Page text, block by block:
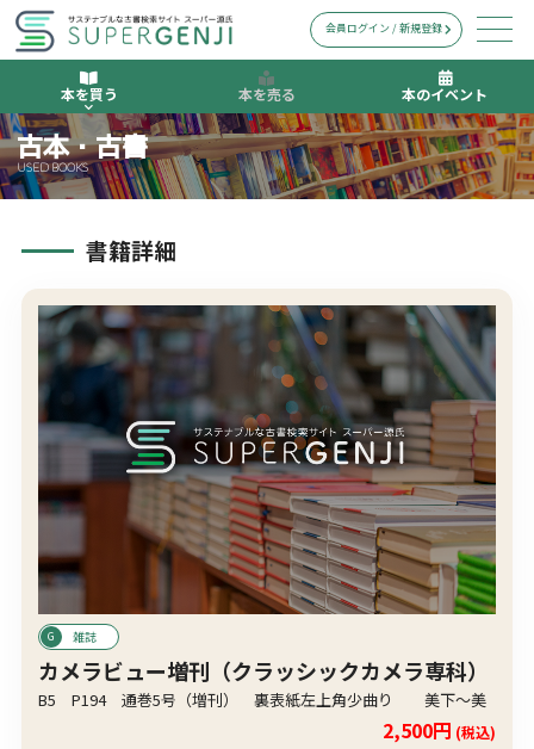
本を買う 本を売る 本のイベント
会員ログイン / 新規登録
古本・古書
USED BOOKS
書籍詳細
雑誌
カメラビュー増刊（クラッシックカメラ専科）
B5 P194 通巻5号（増刊） 裏表紙左上角少曲り 美下〜美
2,500円 (税込)